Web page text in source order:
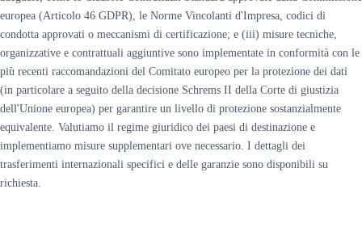
europea (Articolo 46 GDPR), le Norme Vincolanti d'Impresa, codici di
condotta approvati o meccanismi di certificazione; e (iii) misure tecniche,
organizzative e contrattuali aggiuntive sono implementate in conformità con le
più recenti raccomandazioni del Comitato europeo per la protezione dei dati
(in particolare a seguito della decisione Schrems II della Corte di giustizia
dell'Unione europea) per garantire un livello di protezione sostanzialmente
equivalente. Valutiamo il regime giuridico dei paesi di destinazione e
implementiamo misure supplementari ove necessario. I dettagli dei
trasferimenti internazionali specifici e delle garanzie sono disponibili su
richiesta.